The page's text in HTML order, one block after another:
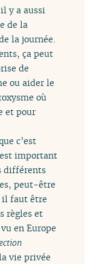
y a aussi
de la
la journée.
ça peut
de
ou aider le
où
et pour
c’est
important
différents
peut-être
il faut être
règles et
en Europe
vie privée